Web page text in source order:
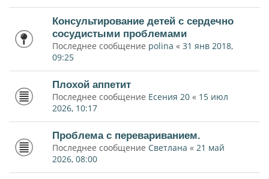
Консультирование детей с сердечно
сосудистыми проблемами
Последнее сообщение polina « 31 янв 2018,
09:25
Плохой аппетит
Последнее сообщение Есения 20 « 15 июл
2026, 10:17
Проблема с перевариванием.
Последнее сообщение Светлана « 21 май
2026, 08:00